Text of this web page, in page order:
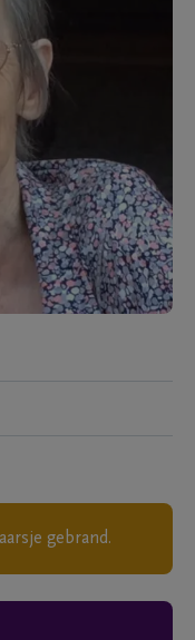
gebrand.